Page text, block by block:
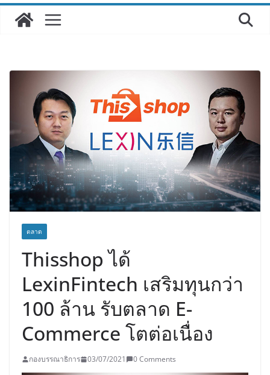
ตอนบน
ตลาด
Thisshop ได้
LexinFintech เสริมทุนกว่า
100 ล้าน รับตลาด E-
Commerce โตต่อเนื่อง
กองบรรณาธิการ 03/07/2021 0 Comments